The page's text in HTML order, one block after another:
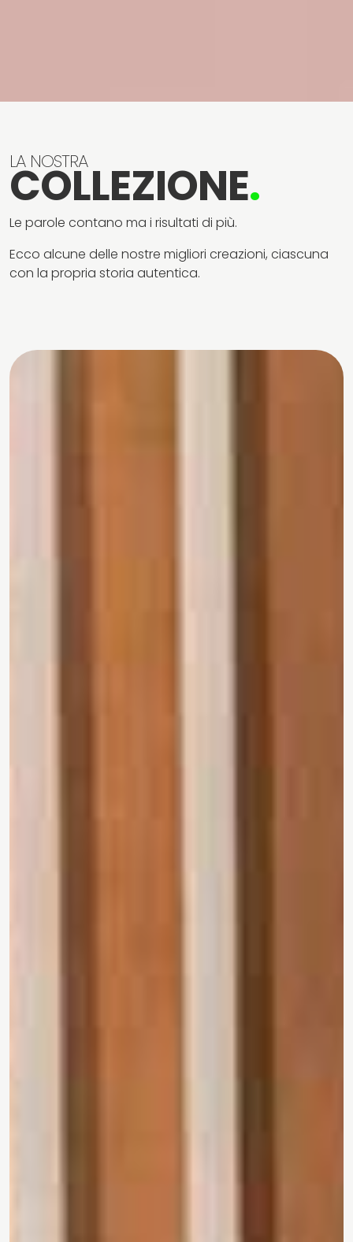
LA NOSTRA
COLLEZIONE.
Le parole contano ma i risultati di più.
Ecco alcune delle nostre migliori creazioni, ciascuna
con la propria storia autentica.